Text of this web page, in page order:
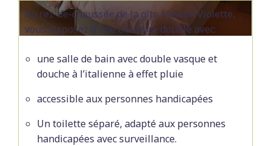
Au rez-de-chaussée de la gîte Maison Violette,
vous disposez d’une chambre double avec:
une salle de bain avec double vasque et
douche à l’italienne à effet pluie
accessible aux personnes handicapées
Un toilette séparé, adapté aux personnes
handicapées avec surveillance.